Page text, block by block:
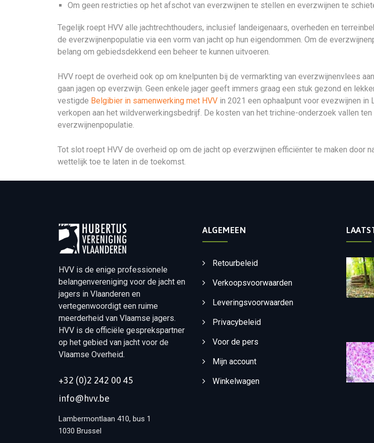
Om geen restricties op het afschot van everzwijnen te stellen en everzwijnen te
Tegelijk roept HVV alle jachtrechthouders, inclusief landeigenaars, overheden en
de everzwijnenpopulatie via een vorm van jacht op hun eigendommen. Om de
belang om gebiedsdekkend een beheer te kunnen uitvoeren.
HVV roept de overheid ook op om knelpunten bij de vermarkting van everzwijnenvlees
gaan jagen op everzwijn. Geen enkele jager geeft immers graag een stuk gezond en
vestigde Belgibier in samenwerking met HVV in 2021 een ophaalpunt voor evezwijnen
verkopen aan het wildverwerkingsbedrijf. De kosten van het trichine-onderzoek vallen
everzwijnenpopulatie.
Tot slot roept HVV de overheid op om de jacht op everzwijnen efficiënter te maken door
wettelijk toe te laten in de toekomst.
HVV is de enige professionele
belangenvereniging voor de jacht en
jagers in Vlaanderen en
vertegenwoordigt een ruime
meerderheid van Vlaamse jagers.
HVV is de officiële gesprekspartner
op het gebied van jacht voor de
Vlaamse Overheid.
+32 (0)2 242 00 45
info@hvv.be
Lambermontlaan 410, bus 1
1030 Brussel
ALGEMEEN
Retourbeleid
Verkoopsvoorwaarden
Leveringsvoorwaarden
Privacybeleid
Voor de pers
Mijn account
Winkelwagen